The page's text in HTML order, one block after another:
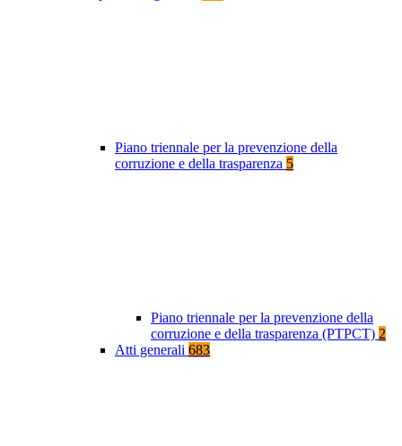
Piano triennale per la prevenzione della
corruzione e della trasparenza 5
Piano triennale per la prevenzione della
corruzione e della trasparenza (PTPCT) 2
Atti generali 683